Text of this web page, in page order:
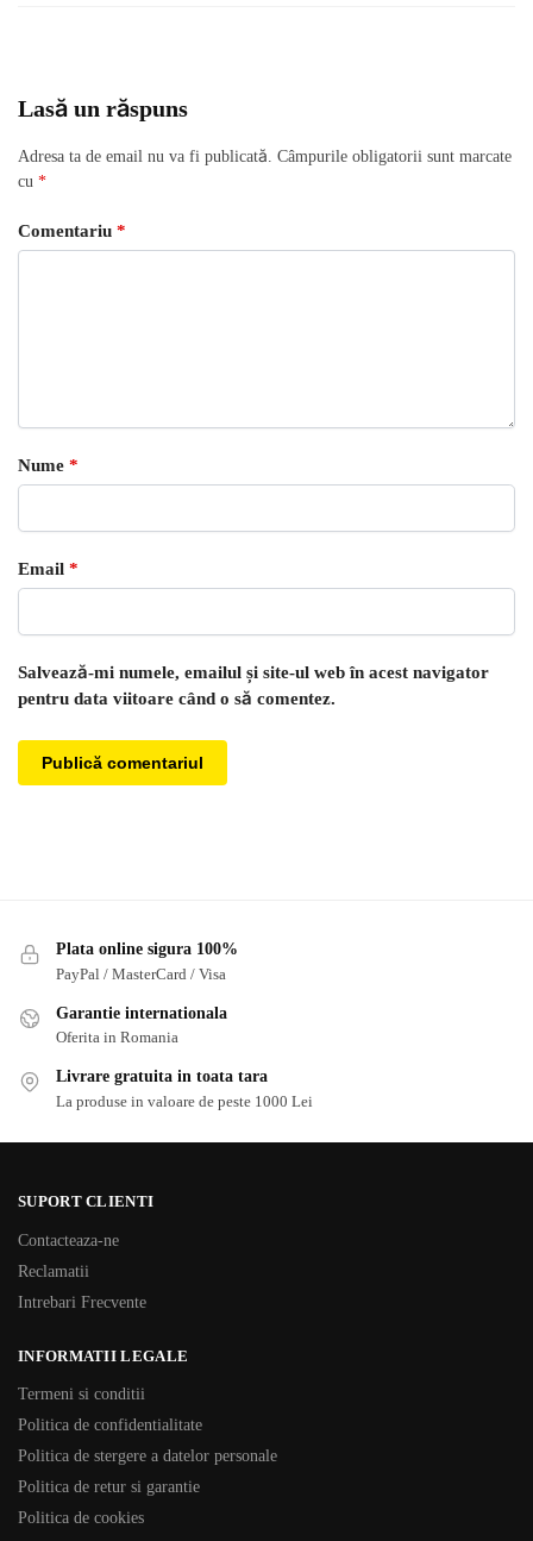
Lasă un răspuns
Adresa ta de email nu va fi publicată. Câmpurile obligatorii sunt marcate
cu *
Comentariu *
Nume *
Email *
Salvează-mi numele, emailul și site-ul web în acest navigator
pentru data viitoare când o să comentez.
Plata online sigura 100%
PayPal / MasterCard / Visa
Garantie internationala
Oferita in Romania
Livrare gratuita in toata tara
La produse in valoare de peste 1000 Lei
SUPORT CLIENTI
Contacteaza-ne
Reclamatii
Intrebari Frecvente
INFORMATII LEGALE
Termeni si conditii
Politica de confidentialitate
Politica de stergere a datelor personale
Politica de retur si garantie
Politica de cookies